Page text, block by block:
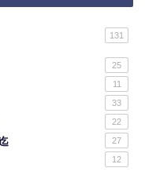
131
25
11
33
22
27
12